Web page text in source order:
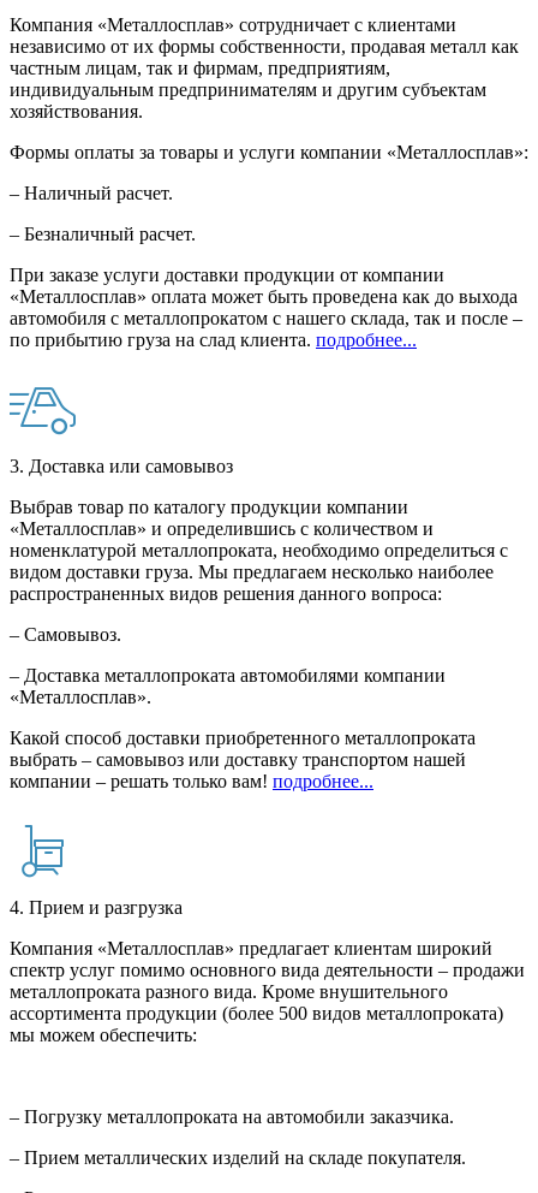
Компания «Металлосплав» сотрудничает с клиентами
независимо от их формы собственности, продавая металл как
частным лицам, так и фирмам, предприятиям,
индивидуальным предпринимателям и другим субъектам
хозяйствования.
Формы оплаты за товары и услуги компании «Металлосплав»:
– Наличный расчет.
– Безналичный расчет.
При заказе услуги доставки продукции от компании
«Металлосплав» оплата может быть проведена как до выхода
автомобиля с металлопрокатом с нашего склада, так и после –
по прибытию груза на слад клиента. подробнее...
3. Доставка или самовывоз
Выбрав товар по каталогу продукции компании
«Металлосплав» и определившись с количеством и
номенклатурой металлопроката, необходимо определиться с
видом доставки груза. Мы предлагаем несколько наиболее
распространенных видов решения данного вопроса:
– Самовывоз.
– Доставка металлопроката автомобилями компании
«Металлосплав».
Какой способ доставки приобретенного металлопроката
выбрать – самовывоз или доставку транспортом нашей
компании – решать только вам! подробнее...
4. Прием и разгрузка
Компания «Металлосплав» предлагает клиентам широкий
спектр услуг помимо основного вида деятельности – продажи
металлопроката разного вида. Кроме внушительного
ассортимента продукции (более 500 видов металлопроката)
мы можем обеспечить:
– Погрузку металлопроката на автомобили заказчика.
– Прием металлических изделий на складе покупателя.